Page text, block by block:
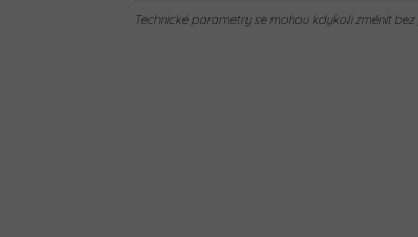
Technické parametry se mohou kdykoli změnit